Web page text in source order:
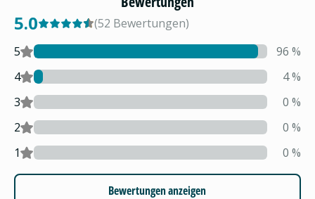
5.0 (52 Bewertungen)
5
96 %
4
4%
3
0 %
2
0 %
1
0 %
Bewertungen anzeigen